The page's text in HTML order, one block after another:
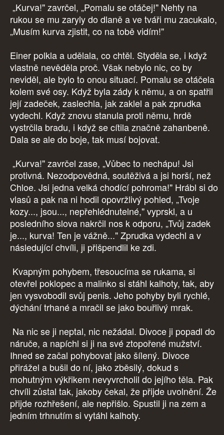
„Kurva!" zavrčel, „Pomalu se otáčej!" Nehty na
rukou se mu zaryly do dlaně a ve tváři mu zacukalo,
„Musím kurva zjistit, co na tobě vidím!"
Einer polkla a udělala, co chtěl. Styděla se, i když
vlastně nevěděla proč. Však nebylo nic, co by
neviděl, ale bylo to onou situací. Pomalu se otáčela
kolem své osy. Když byla zády k němu, a on spatřil
její zadeček, zaslechla, jak zaklel a pak zprudka
vydechl. Když znovu stanula proti němu, hrdě
vystrčila bradu, i když se cítila značně zahanbeně.
Dala se ale do boje, tak musí bojovat.
„Kurva!" zavrčel zase, „Vůbec to nechápu! Jsi
protivná. Nezodpovědná, soutěživá a jsi horší, než
Chloe. Jsi jedna velká chodící pohroma!" Hrábl si do
vlasů a pak na ni hodil opovržlivý pohled, „Tvoje
kozy..., jsou..., nepřehlédnutelné," vyprskl, a u
posledního slova nakrčil nos k odporu, „Tvůj zadek
je..., kurva! Ten je vážně..." Zprudka vydechl a v
následující chvíli, ji přišpendlil ke zdi.
Kvapným pohybem, třesoucíma se rukama, si
otevřel poklopec a malinko si stáhl kalhoty, tak, aby
jen vysvobodil svůj penis. Jeho pohyby byli rychlé,
dýchání trhané a mračil se jako bouřlivý mrak.
Na nic se ji neptal, nic nežádal. Divoce ji popadl do
náruče, a napíchl si ji na své ztopořené mužství.
Ihned se začal pohybovat jako šílený. Divoce
přirážel a bušil do ní, jako zběsilý, dokud s
mohutným výkřikem nevyvrcholil do jejího těla. Pak
chvíli zůstal tak, jakoby čekal, že přijde uvolnění. Že
přijde rozhřešení, ale nepřišlo. Spustil ji na zem a
jedním trhnutím si vytáhl kalhoty.